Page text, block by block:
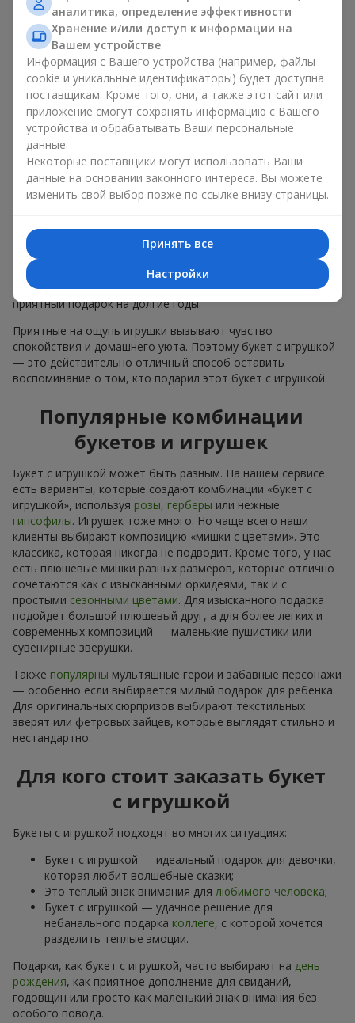
возраста, так идля любимых женщин, и дажедля коллег по
работев определенных случаях. Такой подарок
подчеркивает искреннюю заботу, уют и желание сделать
человеку приятно. Наflowers.uaможно найти
разнообразные предложения на любой вкус и бюджет,
чтобы сделать подарок в г. Губовка незабываемым.
Как мягкая игрушка
подчеркивает эмоции вместе
с цветами
их обновлять в памяти каждый раз, когда плюшевый друг
попадает в поле зрения. Вместе букет с игрушкой
работают идеально. Цветы и игрушка создают баланс
между красотой и нежностью, а также оставляют
приятный подарок на долгие годы.
Приятные на ощупь игрушки вызывают чувство
спокойствия и домашнего уюта. Поэтому букет с игрушкой
— это действительно отличный способ оставить
воспоминание о том, кто подарил этот букет с игрушкой.
Популярные комбинации
букетов и игрушек
Букет с игрушкой может быть разным. На нашем сервисе
есть варианты, которые создают комбинации «букет с
игрушкой», используя розы, герберы или нежные
гипсофилы. Игрушек тоже много. Но чаще всего наши
клиенты выбирают композицию «мишки с цветами». Это
классика, которая никогда не подводит. Кроме того, у нас
есть плюшевые мишки разных размеров, которые отлично
сочетаются как с изысканными орхидеями, так и с
простыми сезонными цветами. Для изысканного подарка
подойдет большой плюшевый друг, а для более легких и
современных композиций — маленькие пушистики или
сувенирные зверушки.
Также популярны мультяшные герои и забавные персонажи
— особенно если выбирается милый подарок для ребенка.
Для оригинальных сюрпризов выбирают текстильных
зверят или фетровых зайцев, которые выглядят стильно и
нестандартно.
Для кого стоит заказать букет
с игрушкой
Букеты с игрушкой подходят во многих ситуациях:
Букет с игрушкой — идеальный подарок для девочки,
которая любит волшебные сказки;
Это теплый знак внимания для любимого человека;
Букет с игрушкой — удачное решение для
небанального подарка коллеге, с которой хочется
разделить теплые эмоции.
Подарки, как букет с игрушкой, часто выбирают на день
рождения, как приятное дополнение для свиданий,
годовщин или просто как маленький знак внимания без
особого повода.
аналитика, определение эффективности
Хранение и/или доступ к информации на
Вашем устройстве
Информация с Вашего устройства (например, файлы
cookie и уникальные идентификаторы) будет доступна
поставщикам. Кроме того, они, а также этот сайт или
приложение смогут сохранять информацию с Вашего
устройства и обрабатывать Ваши персональные
данные.
Некоторые поставщики могут использовать Ваши
данные на основании законного интереса. Вы можете
изменить свой выбор позже по ссылке внизу страницы.
Принять все
Настройки